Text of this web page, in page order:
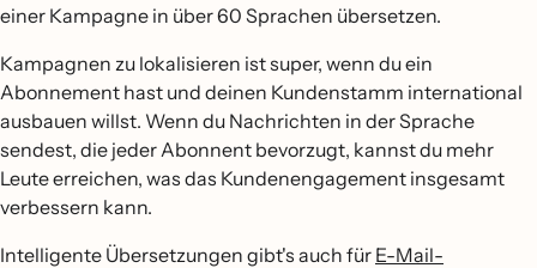
einer Kampagne in über 60 Sprachen übersetzen.
Kampagnen zu lokalisieren ist super, wenn du ein
Abonnement hast und deinen Kundenstamm international
ausbauen willst. Wenn du Nachrichten in der Sprache
sendest, die jeder Abonnent bevorzugt, kannst du mehr
Leute erreichen, was das Kundenengagement insgesamt
verbessern kann.
Intelligente Übersetzungen gibt's auch für E-Mail-